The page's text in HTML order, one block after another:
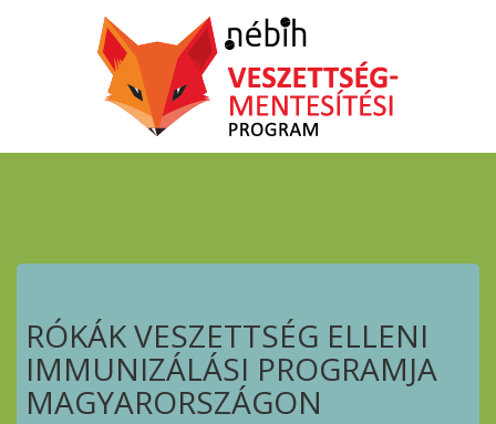
RÓKÁK VESZETTSÉG ELLENI
IMMUNIZÁLÁSI PROGRAMJA
MAGYARORSZÁGON